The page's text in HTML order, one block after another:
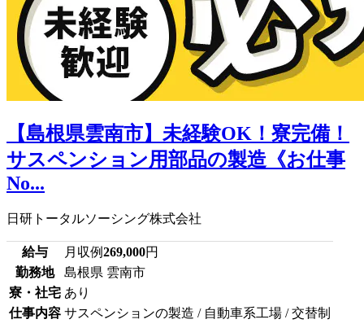
【島根県雲南市】未経験OK！寮完備！
サスペンション用部品の製造《お仕事
No...
日研トータルソーシング株式会社
給与 月収例269,000円
勤務地
島根県 雲南市
寮・社宅 あり
仕事内容 サスペンションの製造 / 自動車系工場 / 交替制